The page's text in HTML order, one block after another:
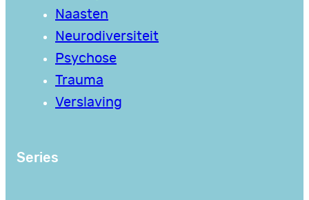
Naasten
Neurodiversiteit
Psychose
Trauma
Verslaving
Series